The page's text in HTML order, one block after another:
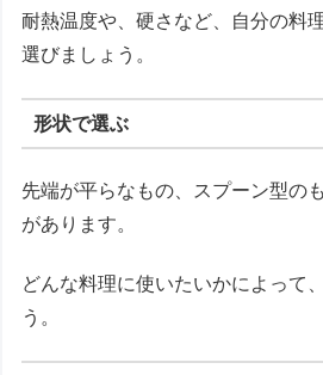
耐熱温度や、硬さなど、自分の料
選びましょう。
形状で選ぶ
先端が平らなもの、スプーン型の
があります。
どんな料理に使いたいかによって
う。